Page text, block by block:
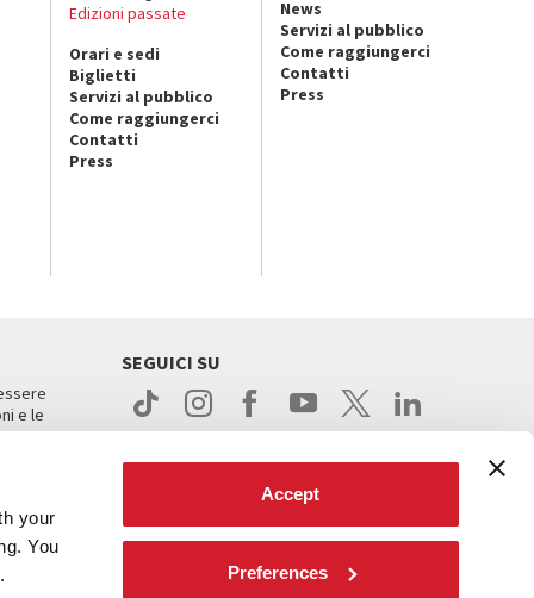
your
You
Accept
Preferences
Edizioni passate
Orari e sedi
Biglietti
Servizi al pubblico
Come raggiungerci
Contatti
Press
News
Servizi al pubblico
Come raggiungerci
Contatti
Press
e le
SEGUICI SU